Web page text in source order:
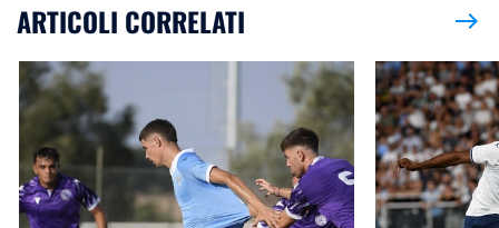
ARTICOLI CORRELATI east